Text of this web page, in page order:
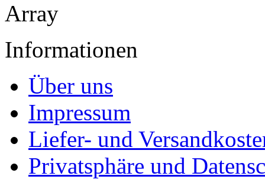
Array
Informationen
Über uns
Impressum
Liefer- und
Privatsphäre und